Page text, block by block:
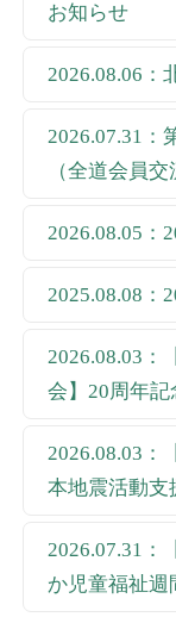
お知らせ
2026.08.06：
2026.07.31：
（全道会員交
2026.08.05：
2025.08.08：
2026.08.03：
会】20周年記
2026.08.03：
本地震活動支
2026.07.31：
か児童福祉週